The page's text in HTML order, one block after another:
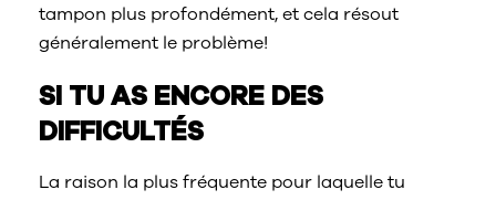
tampon plus profondément, et cela résout
généralement le problème!
SI TU AS ENCORE DES
DIFFICULTÉS
La raison la plus fréquente pour laquelle tu